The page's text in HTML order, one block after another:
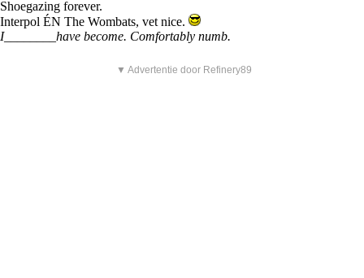
Shoegazing forever.
Interpol ÉN The Wombats, vet nice.
I________have become. Comfortably numb.
▼ Advertentie door Refinery89